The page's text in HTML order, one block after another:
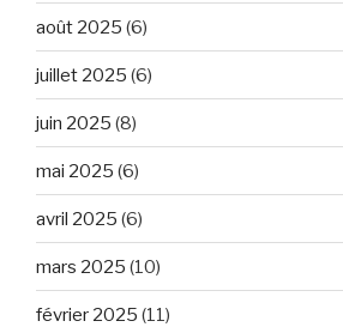
août 2025 (6)
juillet 2025 (6)
juin 2025 (8)
mai 2025 (6)
avril 2025 (6)
mars 2025 (10)
février 2025 (11)